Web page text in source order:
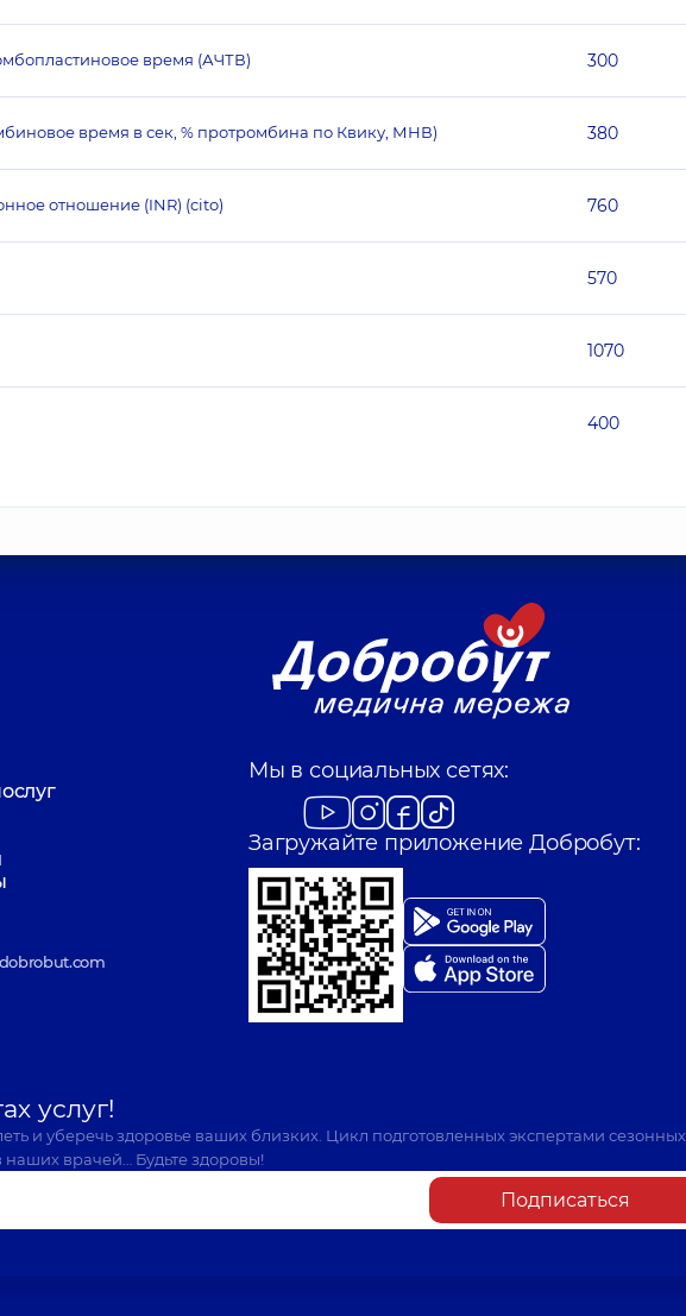
время (АЧТВ) 300
время в сек, % протромбина по Квику, МНВ) 380
отношение (INR) (cito) 760
570
1070
400
Мы в социальных сетях:
Загружайте приложение Добробут:
услуг!
и уберечь здоровье ваших близких. Цикл подготовленных экспертами сезонных
врачей… Будьте здоровы!
Подписаться